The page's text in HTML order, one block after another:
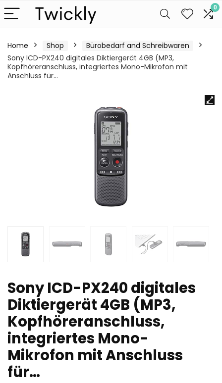
0
Home Shop
Bürobedarf and Schreibwaren
Sony ICD-PX240 digitales Diktiergerät 4GB (MP3,
Kopfhöreranschluss, integriertes Mono-Mikrofon mit
Anschluss für…
Sony ICD-PX240 digitales
Diktiergerät 4GB (MP3,
Kopfhöreranschluss,
integriertes Mono-
Mikrofon mit Anschluss
für…